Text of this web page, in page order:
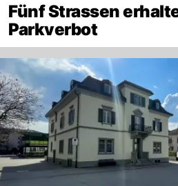
Fünf Strassen
Parkverbot